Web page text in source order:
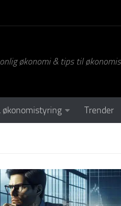
økonomi & tips til
økonomistyring Trender